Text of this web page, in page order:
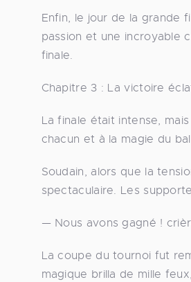
Enfin, le jour de la grande
passion et une incroyable
finale.
Chapitre 3 : La victoire
La finale était intense,
chacun et à la magie du
Soudain, alors que la
spectaculaire. Les
— Nous avons gagné !
La coupe du tournoi fut
magique brilla de mille